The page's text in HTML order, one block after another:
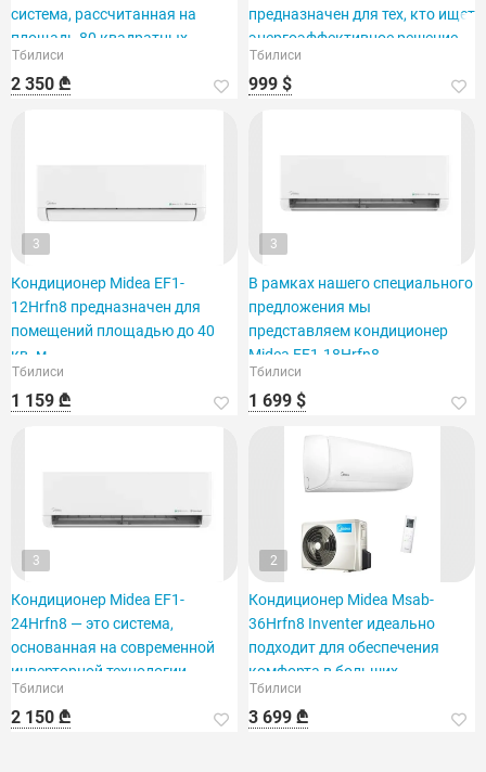
система, рассчитанная на
площадь 80 квадратных
метров.
Тбилиси
2 350 ₾
предназначен для тех, кто ищет
энергоэффективное решение.
Тбилиси
999 $
3
Кондиционер Midea EF1-
12Hrfn8 предназначен для
помещений площадью до 40
кв. м.
Тбилиси
1 159 ₾
3
В рамках нашего специального
предложения мы
представляем кондиционер
Midea EF1-18Hrfn8,
рассчитанный на площадь 60
кв. футов.
Тбилиси
1 699 $
3
Кондиционер Midea EF1-
24Hrfn8 — это система,
основанная на современной
инверторной технологии.
Тбилиси
2 150 ₾
2
Кондиционер Midea Msab-
36Hrfn8 Inventer идеально
подходит для обеспечения
комфорта в больших
помещениях.
Тбилиси
3 699 ₾